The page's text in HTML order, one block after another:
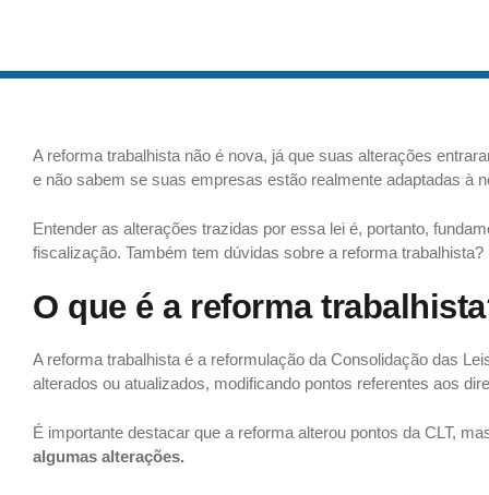
A reforma trabalhista não é nova, já que suas alterações
e não sabem se suas empresas estão realmente adaptadas à
Entender as alterações trazidas por essa lei é, portanto,
fiscalização. Também tem dúvidas sobre a reforma
O que é a reforma
A reforma trabalhista é a reformulação da Consolidação das
alterados ou atualizados, modificando pontos referentes aos
É importante destacar que a reforma alterou pontos da CLT,
algumas alterações.